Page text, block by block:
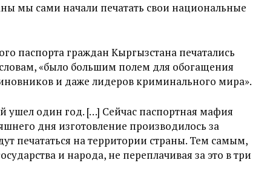
мы сами начали печатать свои национальные
паспорта граждан Кыргызстана печатались
«было большим полем для обогащения
и даже лидеров криминального мира».
ушел один год. […] Сейчас паспортная мафия
дня изготовление производилось за
печататься на территории страны. Тем самым,
и народа, не переплачивая за это в три